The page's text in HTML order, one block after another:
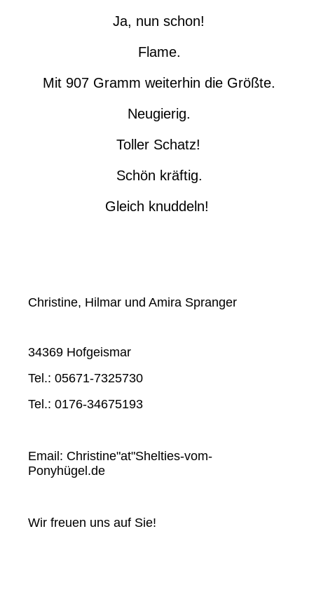
Ja, nun schon!
Flame.
Mit 907 Gramm weiterhin die Größte.
Neugierig.
Toller Schatz!
Schön kräftig.
Gleich knuddeln!
Christine, Hilmar und Amira Spranger
34369 Hofgeismar
Tel.: 05671-7325730
Tel.: 0176-34675193
Email: Christine"at"Shelties-vom-
Ponyhügel.de
Wir freuen uns auf Sie!